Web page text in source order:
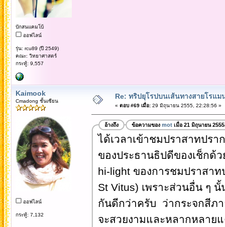
บักสนแคมโบ้
ออฟไลน์
รุ่น: rcu89 (ปี 2549)
คณะ: วิทยาศาสตร์
กระทู้: 9,557
Kaimook
Cmadong ชั้นเซียน
ออฟไลน์
กระทู้: 7,132
Re: ทริปยุโรปบนเส้นทางสายโรแม
« ตอบ #69 เมื่อ:29 มิถุนายน 2555, 22:28:56 »
อ้างถึง ข้อความของ motเมื่อ 21 มิถุนายน
ได้เวลาเข้าชมปราสาทปร
ของประธานธิปดีของเช็กด้
hi-light ของการชมปราสา
St Vitus) เพราะส่วนอื่น ๆ
กันดีกว่าครับ ว่ากระจกสีภ
จะสวยงามและหลากหลาย